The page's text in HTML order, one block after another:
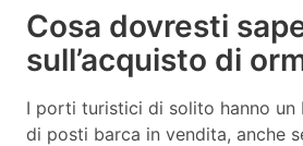
Cosa dovresti
sull’acquisto di
I porti turistici di solito hanno un
di posti barca in vendita, anche